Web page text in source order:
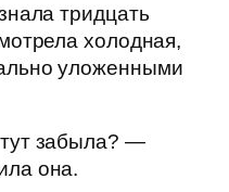
тридцать
холодная,
уложенными
забыла? —
она.